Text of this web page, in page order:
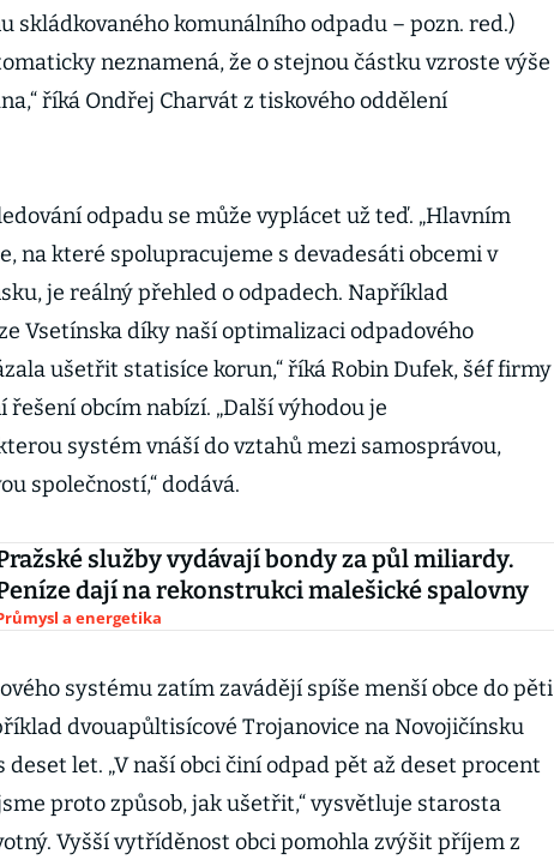
skládkovaného komunálního odpadu – pozn. red.)
neznamená, že o stejnou částku vzroste výše
říká Ondřej Charvát z tiskového oddělení
odpadu se může vyplácet už teď. „Hlavním
na které spolupracujeme s devadesáti obcemi v
je reálný přehled o odpadech. Například
Vsetínska díky naší optimalizaci odpadového
ušetřit statisíce korun,“ říká Robin Dufek, šéf firmy
řešení obcím nabízí. „Další výhodou je
systém vnáší do vztahů mezi samosprávou,
společností,“ dodává.
služby vydávají bondy za půl miliardy.
dají na rekonstrukci malešické spalovny
a energetika
systému zatím zavádějí spíše menší obce do pěti
dvouapůltisícové Trojanovice na Novojičínsku
let. „V naší obci činí odpad pět až deset procent
proto způsob, jak ušetřit,“ vysvětluje starosta
Vyšší vytříděnost obci pomohla zvýšit příjem z